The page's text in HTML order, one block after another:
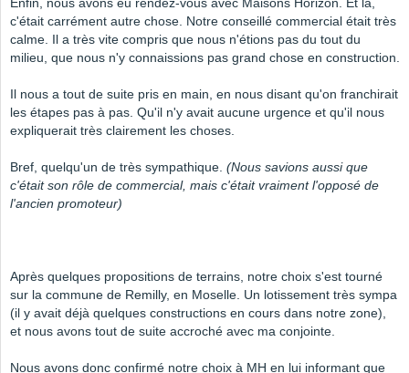
Enfin, nous avons eu rendez-vous avec Maisons Horizon. Et là,
c'était carrément autre chose. Notre conseillé commercial était très
calme. Il a très vite compris que nous n'étions pas du tout du
milieu, que nous n'y connaissions pas grand chose en construction.
Il nous a tout de suite pris en main, en nous disant qu'on franchirait
les étapes pas à pas. Qu'il n'y avait aucune urgence et qu'il nous
expliquerait très clairement les choses.
Bref, quelqu'un de très sympathique. (Nous savions aussi que
c'était son rôle de commercial, mais c'était vraiment l'opposé de
l'ancien promoteur)
Après quelques propositions de terrains, notre choix s'est tourné
sur la commune de Remilly, en Moselle. Un lotissement très sympa
(il y avait déjà quelques constructions en cours dans notre zone),
et nous avons tout de suite accroché avec ma conjointe.
Nous avons donc confirmé notre choix à MH en lui informant que